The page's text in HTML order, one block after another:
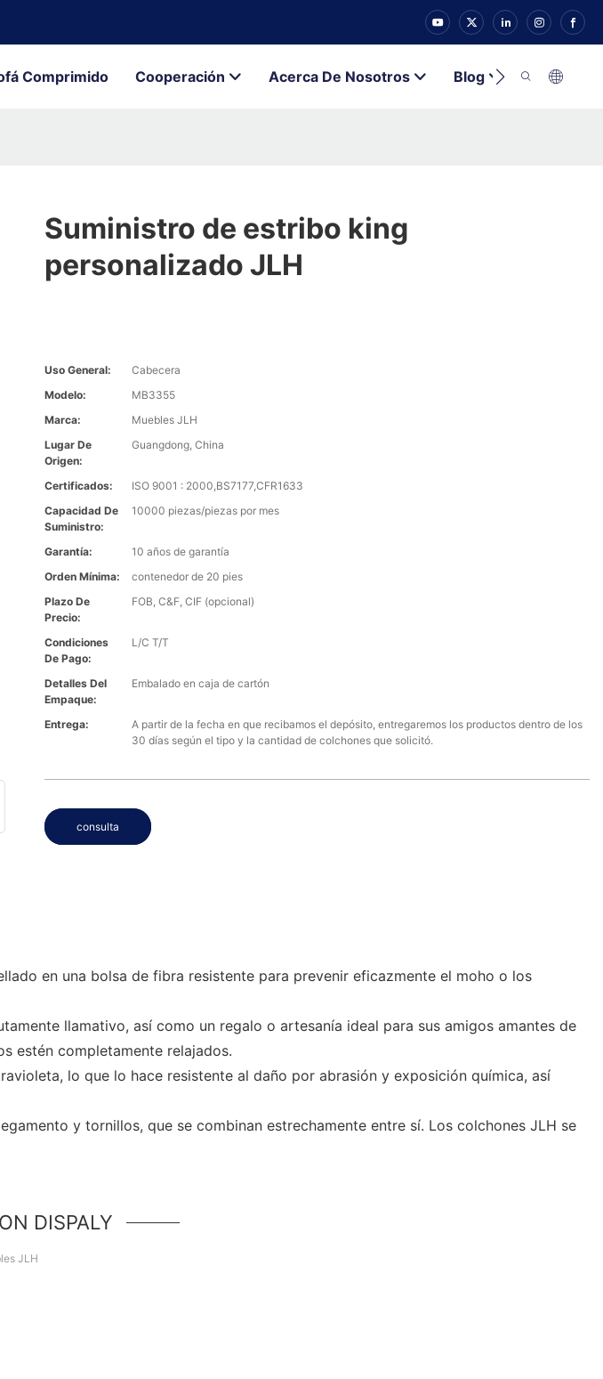
Comprimido Cooperación Acerca De Nosotros Blog Contacto
Suministro de estribo king
personalizado JLH
Uso General:
Cabecera
Modelo:
MB3355
Marca:
Muebles JLH
Lugar De
Origen:
Guangdong, China
Certificados:
ISO 9001 : 2000,BS7177,CFR1633
Capacidad De
Suministro:
10000 piezas/piezas por mes
Garantía:
10 años de garantía
Orden Mínima:
contenedor de 20 pies
Plazo De
Precio:
FOB, C&F, CIF (opcional)
Condiciones
De Pago:
L/C T/T
Detalles Del
Empaque:
Embalado en caja de cartón
Entrega:
A partir de la fecha en que recibamos el depósito, entregaremos los productos dentro de los
30 días según el tipo y la cantidad de colchones que solicitó.
consulta
en una bolsa de fibra resistente para prevenir eficazmente el moho o los
llamativo, así como un regalo o artesanía ideal para sus amigos amantes de
estén completamente relajados.
lo que lo hace resistente al daño por abrasión y exposición química, así
y tornillos, que se combinan estrechamente entre sí. Los colchones JLH se
DISPALY
JLH